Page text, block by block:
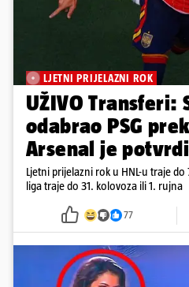
LJETNI PRIJELAZNI ROK
UŽIVO Transferi:
odabrao PSG
Arsenal je
Ljetni prijelazni rok u HNL-u traje
liga traje do 31. kolovoza ili 1. rujna
77